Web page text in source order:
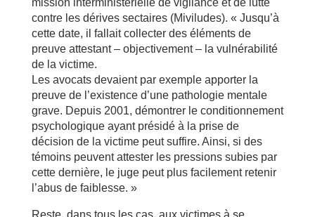
mission interministérielle de vigilance et de lutte
contre les dérives sectaires (Miviludes). « Jusqu’à
cette date, il fallait collecter des éléments de
preuve attestant – objectivement – la vulnérabilité
de la victime.
Les avocats devaient par exemple apporter la
preuve de l’existence d’une pathologie mentale
grave. Depuis 2001, démontrer le conditionnement
psychologique ayant présidé à la prise de
décision de la victime peut suffire. Ainsi, si des
témoins peuvent attester les pressions subies par
cette dernière, le juge peut plus facilement retenir
l’abus de faiblesse. »
Reste, dans tous les cas, aux victimes à se